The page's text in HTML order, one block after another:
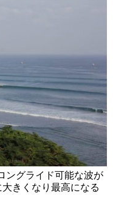
ングライド可能な波が
きくなり最高になる